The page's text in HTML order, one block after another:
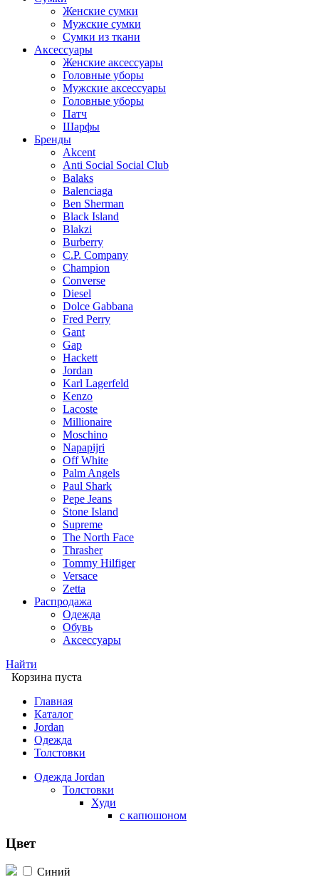
Женские сумки
Мужские сумки
Сумки из ткани
Аксессуары
Женские аксессуары
Головные уборы
Мужские аксессуары
Головные уборы
Патч
Шарфы
Бренды
Akcent
Anti Social Social Club
Balaks
Balenciaga
Ben Sherman
Black Island
Blakzi
Burberry
C.P. Company
Champion
Converse
Diesel
Dolce Gabbana
Fred Perry
Gant
Gap
Hackett
Jordan
Karl Lagerfeld
Kenzo
Lacoste
Millionaire
Moschino
Napapijri
Off White
Palm Angels
Paul Shark
Pepe Jeans
Stone Island
Supreme
The North Face
Thrasher
Tommy Hilfiger
Versace
Zetta
Распродажа
Одежда
Обувь
Аксессуары
Найти
Корзина пуста
Главная
Каталог
Jordan
Одежда
Толстовки
Одежда Jordan
Толстовки
Худи
с капюшоном
Цвет
Синий